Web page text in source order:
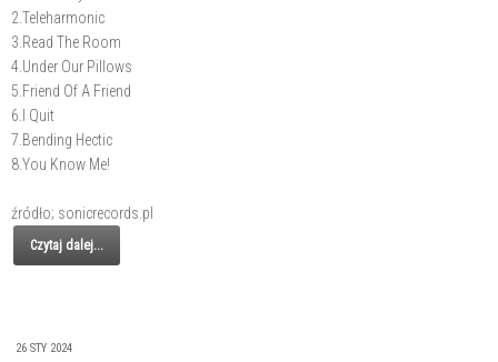
2.Teleharmonic
3.Read The Room
4.Under Our Pillows
5.Friend Of A Friend
6.I Quit
7.Bending Hectic
8.You Know Me!
źródło; sonicrecords.pl
Czytaj dalej...
26 STY 2024